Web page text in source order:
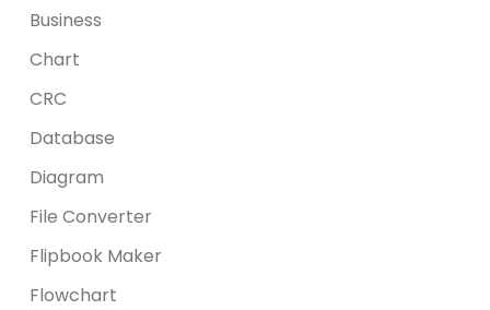
Business
Chart
CRC
Database
Diagram
File Converter
Flipbook Maker
Flowchart